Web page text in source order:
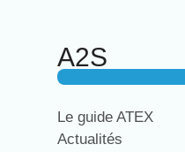
A2S
Le guide ATEX
Actualités